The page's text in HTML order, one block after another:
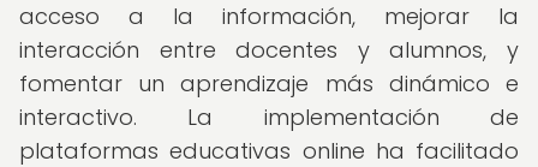
acceso a la información, mejorar la
interacción entre docentes y alumnos, y
fomentar un aprendizaje más dinámico e
interactivo. La implementación de
plataformas educativas online ha facilitado